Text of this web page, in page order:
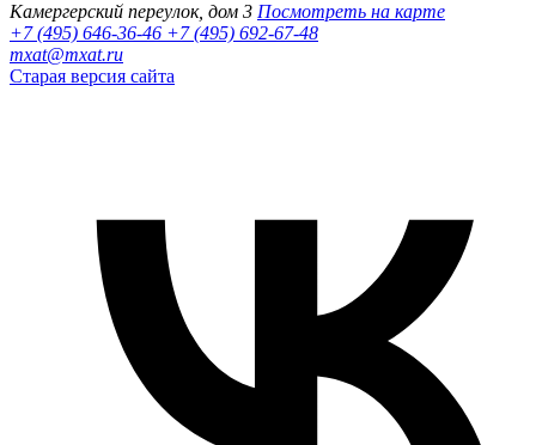
Камергерский переулок, дом 3 Посмотреть на карте
+7 (495) 646-36-46 +7 (495) 692-67-48‬
mxat@mxat.ru
Старая версия сайта